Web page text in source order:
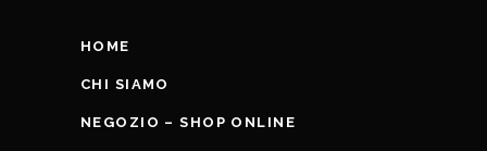
HOME
CHI SIAMO
NEGOZIO – SHOP ONLINE